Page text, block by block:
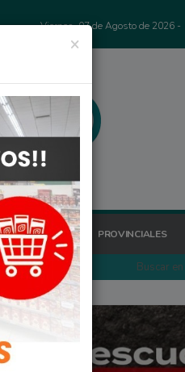
Viernes, 07 de Agosto de 2026 -
REGIONALES PROVINCIALES
×